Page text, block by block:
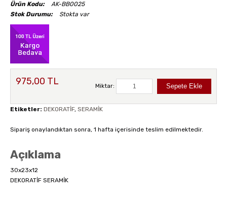
Ürün Kodu:
AK-BB0025
Stok Durumu:
Stokta var
975,00 TL Miktar:
Etiketler: DEKORATİF, SERAMİK
Sipariş onaylandıktan sonra, 1 hafta içerisinde teslim edilmektedir.
Açıklama
30x23x12
DEKORATİF SERAMİK